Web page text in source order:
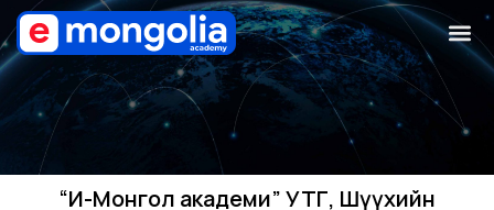
“И-Монгол академи” УТҮГ, Шүүхийн